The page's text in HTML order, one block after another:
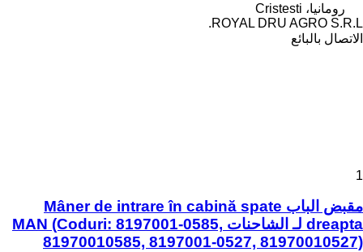
رومانيا، Cristesti
ROYAL DRU AGRO S.R.L.
الاتصال بالبائع
1
مقبض الباب Mâner de intrare în cabină spate
dreapta لـ الشاحنات MAN (Coduri: 8197001-0585,
81970010585, 8197001-0527, 81970010527)